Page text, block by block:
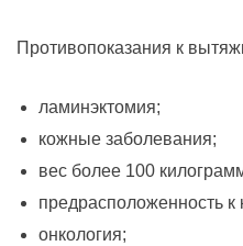
Противопоказания к
ламинэктомия;
кожные заболевания;
вес более 100
предрасположенность к
онкология;